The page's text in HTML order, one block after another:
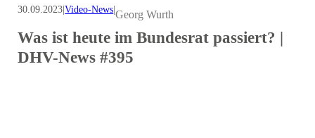
30.09.2023|Video-News|Georg Wurth
Was ist heute im Bundesrat passiert? |
DHV-News #395